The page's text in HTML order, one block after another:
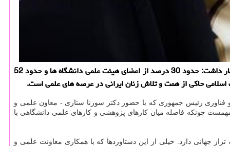
به گزارش خاتون یار معاون رئیس جمهوری در امور زنان و خانواده با تاكید بر رشد چشم گیر شركت های دانش بنیان و فعالیت زنان در این حوزه، اظهار داشت: حدود 30 درصد از اعضای هیئت علمی دانشگاه ها و حدود 52
حاكی از همت و تلاش زنان ایرانی در عرصه های علمی است.
فناوری رئیس جمهوری که با حضور دکتر سورنا ستاری - معاون علمی و
چونکه فاصله میان کارهای پژوهشی و کارهای علمی دانشگاهی با
جهانی دارد. خیلی از این دستاوردها که با همکاری معاونت علمی و